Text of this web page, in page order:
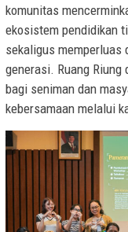
komunitas
ekosistem pendidikan
sekaligus memperluas
generasi. Ruang
bagi seniman dan
kebersamaan melalui